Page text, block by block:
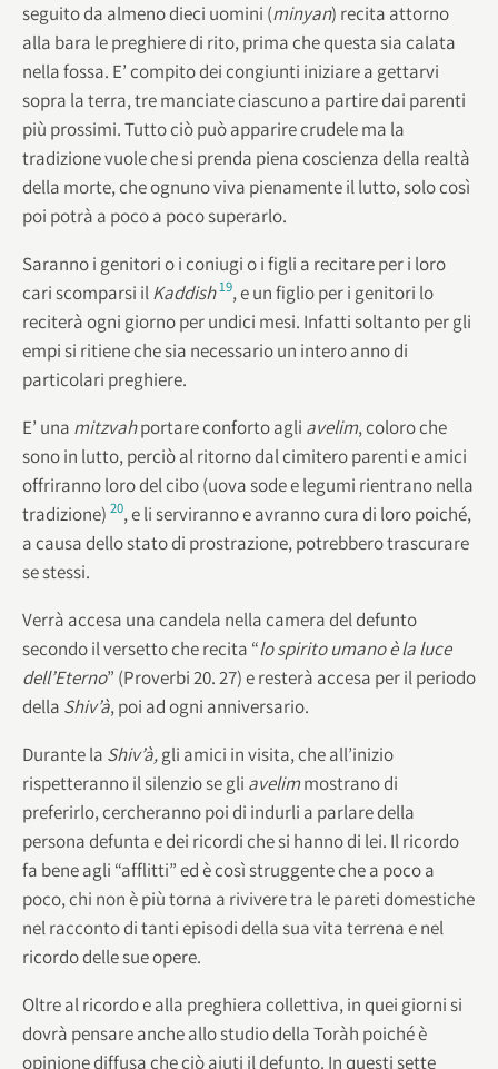
seguito da almeno dieci uomini (minyan) recita attorno
alla bara le preghiere di rito, prima che questa sia calata
nella fossa. E’ compito dei congiunti iniziare a gettarvi
sopra la terra, tre manciate ciascuno a partire dai parenti
più prossimi. Tutto ciò può apparire crudele ma la
tradizione vuole che si prenda piena coscienza della realtà
della morte, che ognuno viva pienamente il lutto, solo così
poi potrà a poco a poco superarlo.
Saranno i genitori o i coniugi o i figli a recitare per i loro
cari scomparsi ilKaddish19, e un figlio per i genitori lo
reciterà ogni giorno per undici mesi. Infatti soltanto per gli
empi si ritiene che sia necessario un intero anno di
particolari preghiere.
E’ una mitzvahportare conforto agli avelim, coloro che
sono in lutto, perciò al ritorno dal cimitero parenti e amici
offriranno loro del cibo (uova sode e legumi rientrano nella
tradizione) 20, e li serviranno e avranno cura di loro poiché,
a causa dello stato di prostrazione, potrebbero trascurare
se stessi.
Verrà accesa una candela nella camera del defunto
secondo il versetto che recita “lo spirito umano è la luce
dell’Eterno” (Proverbi 20. 27) e resterà accesa per il periodo
della Shiv’à, poi ad ogni anniversario.
Durante la Shiv’à,gli amici in visita, che all’inizio
rispetteranno il silenzio se gli avelimmostrano di
preferirlo, cercheranno poi di indurli a parlare della
persona defunta e dei ricordi che si hanno di lei. Il ricordo
fa bene agli “afflitti” ed è così struggente che a poco a
poco, chi non è più torna a rivivere tra le pareti domestiche
nel racconto di tanti episodi della sua vita terrena e nel
ricordo delle sue opere.
Oltre al ricordo e alla preghiera collettiva, in quei giorni si
dovrà pensare anche allo studio della Toràh poiché è
opinione diffusa che ciò aiuti il defunto. In questi sette